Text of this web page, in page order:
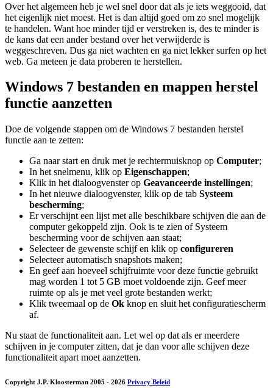
Over het algemeen heb je wel snel door dat als je iets weggooid, dat
het eigenlijk niet moest. Het is dan altijd goed om zo snel mogelijk
te handelen. Want hoe minder tijd er verstreken is, des te minder is
de kans dat een ander bestand over het verwijderde is
weggeschreven. Dus ga niet wachten en ga niet lekker surfen op het
web. Ga meteen je data proberen te herstellen.
Windows 7 bestanden en mappen herstel
functie aanzetten
Doe de volgende stappen om de Windows 7 bestanden herstel
functie aan te zetten:
Ga naar start en druk met je rechtermuisknop op Computer;
In het snelmenu, klik op Eigenschappen;
Klik in het dialoogvenster op Geavanceerde instellingen;
In het nieuwe dialoogvenster, klik op de tab Systeem
bescherming;
Er verschijnt een lijst met alle beschikbare schijven die aan de
computer gekoppeld zijn. Ook is te zien of Systeem
bescherming voor de schijven aan staat;
Selecteer de gewenste schijf en klik op configureren
Selecteer automatisch snapshots maken;
En geef aan hoeveel schijfruimte voor deze functie gebruikt
mag worden 1 tot 5 GB moet voldoende zijn. Geef meer
ruimte op als je met veel grote bestanden werkt;
Klik tweemaal op de Ok knop en sluit het configuratiescherm
af.
Nu staat de functionaliteit aan. Let wel op dat als er meerdere
schijven in je computer zitten, dat je dan voor alle schijven deze
functionaliteit apart moet aanzetten.
Copyright J.P. Kloosterman 2005 - 2026 Privacy Beleid